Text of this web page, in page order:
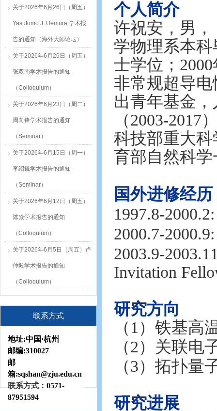
关于2026年6月26日（周五）
Yasutomo J. Uemura 学术报
告的通知（海外大师论坛）
关于2026年6月26日（周五）
张双南学术报告的通知
（Colloquium）
关于2026年6月23日（周二）
周向锋学术报告的通知
（Seminar）
关于2026年6月15日（周一）
李绍巍学术报告的通知
（Seminar）
关于2026年6月12日（周五）
陈焱学术报告的通知
（Colloquium）
关于2026年6月5日（周五）卢
仲毅学术报告的通知
（Colloquium）
联系方式
地址:中国·杭州
邮编:310027
邮
箱:sqshan@zju.edu.cn
联系方式： 0571-
87951594
个人简介
许祝安，男，
学物理系本
士学位；
非常规超导
出青年基金
（2003-
科技部重大科
育部自然科
国外进修经历
1997.8-
2000.7-
2003.9-
Invitation
研究方向
（ 1） 铁基高
（2） 关联电
（3） 拓扑量
研究进展